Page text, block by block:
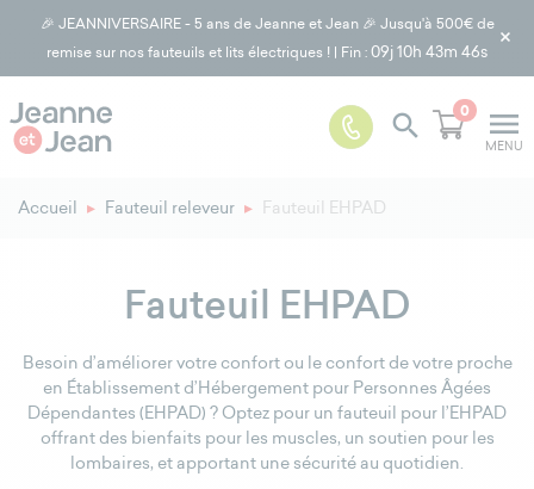
🎉 JEANNIVERSAIRE - 5 ans de Jeanne et Jean 🎉 Jusqu'à 500€ de
remise sur nos fauteuils et lits électriques ! | Fin :09j10h 43m 44s ×
 0 menu
MENU
Accueil Fauteuil releveur Fauteuil EHPAD
Fauteuil EHPAD
Besoin d’améliorer votre confort ou le confort de votre proche
en Établissement d’Hébergement pour Personnes Âgées
Dépendantes (EHPAD) ? Optez pour un fauteuil pour l’EHPAD
offrant des bienfaits pour les muscles, un soutien pour les
lombaires, et apportant une sécurité au quotidien.